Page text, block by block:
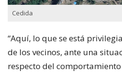
Cedida
“Aquí, lo que se está
de los vecinos, ante una
respecto del